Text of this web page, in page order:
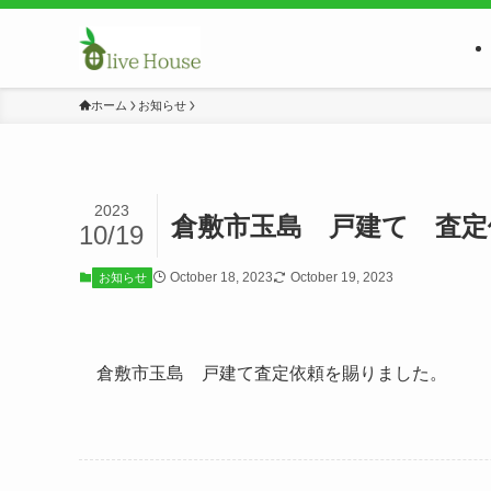
ホーム お知らせ
倉敷市玉島 戸建て 査定
2023
10/19
お知らせ October 18, 2023 October 19, 2023
倉敷市玉島 戸建て査定依頼を賜りました。